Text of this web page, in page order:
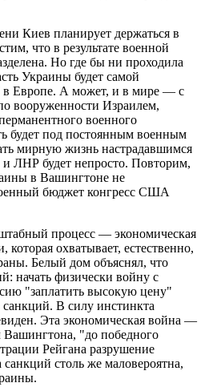
Киев планирует держаться в
что в результате военной
Но где бы ни проходила
Украины будет самой
в Европе. А может, и в мире — с
вооруженности Израилем,
военного
будет под постоянным военным
мирную жизнь настрадавшимся
ЛНР будет непросто. Повторим,
в Вашингтоне не
бюджет конгресс США
процесс — экономическая
охватывает, естественно,
Белый дом объяснял, что
начать физически войну с
"заплатить высокую цену"
В силу инстинкта
Эта экономическая война —
Вашингтона, "до победного
Рейгана разрушение
столь же маловероятна,